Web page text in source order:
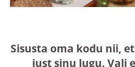
Sisusta oma kodu nii,
just sinu lugu. Vali